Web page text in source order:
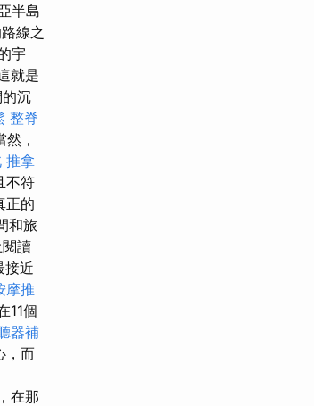
半島
線之
宇
就是
沉
整脊
，
推拿
不符
正的
和旅
讀
接近
摩推
11個
器補
，而
在那